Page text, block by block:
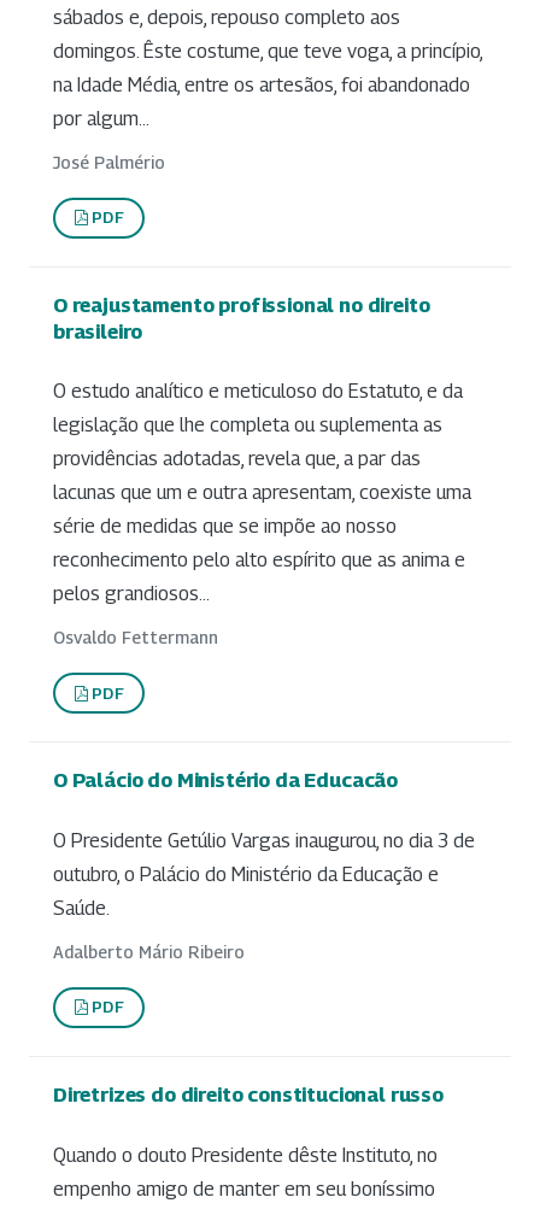
sábados e, depois, repouso completo aos
domingos. Êste costume, que teve voga, a princípio,
na Idade Média, entre os artesãos, foi abandonado
por algum...
José Palmério
PDF
O reajustamento profissional no direito
brasileiro
O estudo analítico e meticuloso do Estatuto, e da
legislação que lhe completa ou suplementa as
providências adotadas, revela que, a par das
lacunas que um e outra apresentam, coexiste uma
série de medidas que se impõe ao nosso
reconhecimento pelo alto espírito que as anima e
pelos grandiosos...
Osvaldo Fettermann
PDF
O Palácio do Ministério da Educacão
O Presidente Getúlio Vargas inaugurou, no dia 3 de
outubro, o Palácio do Ministério da Educação e
Saúde.
Adalberto Mário Ribeiro
PDF
Diretrizes do direito constitucional russo
Quando o douto Presidente dêste Instituto, no
empenho amigo de manter em seu boníssimo